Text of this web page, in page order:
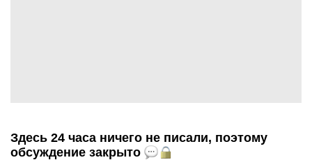
Здесь 24 часа ничего не писали, поэтому
обсуждение закрыто